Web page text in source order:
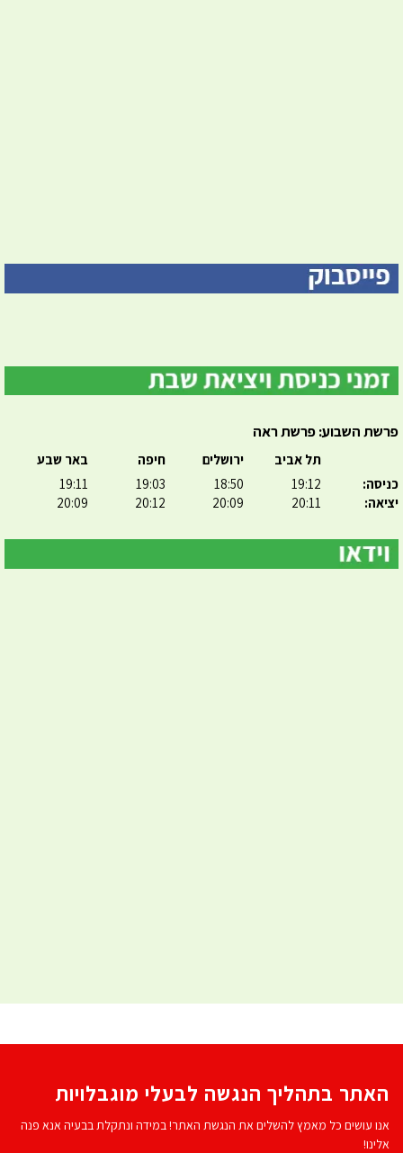
פרשת השבוע: פרשת ראה
כניסה:
יציאה:
תל אביב
19:12
20:11
ירושלים
18:50
20:09
חיפה
19:03
20:12
באר שבע
19:11
20:09
האתר בתהליך הנגשה לבעלי מוגבלויות
אנו עושים כל מאמץ להשלים את הנגשת האתר! במידה ונתקלת בבעיה אנא פנה
אלינו!